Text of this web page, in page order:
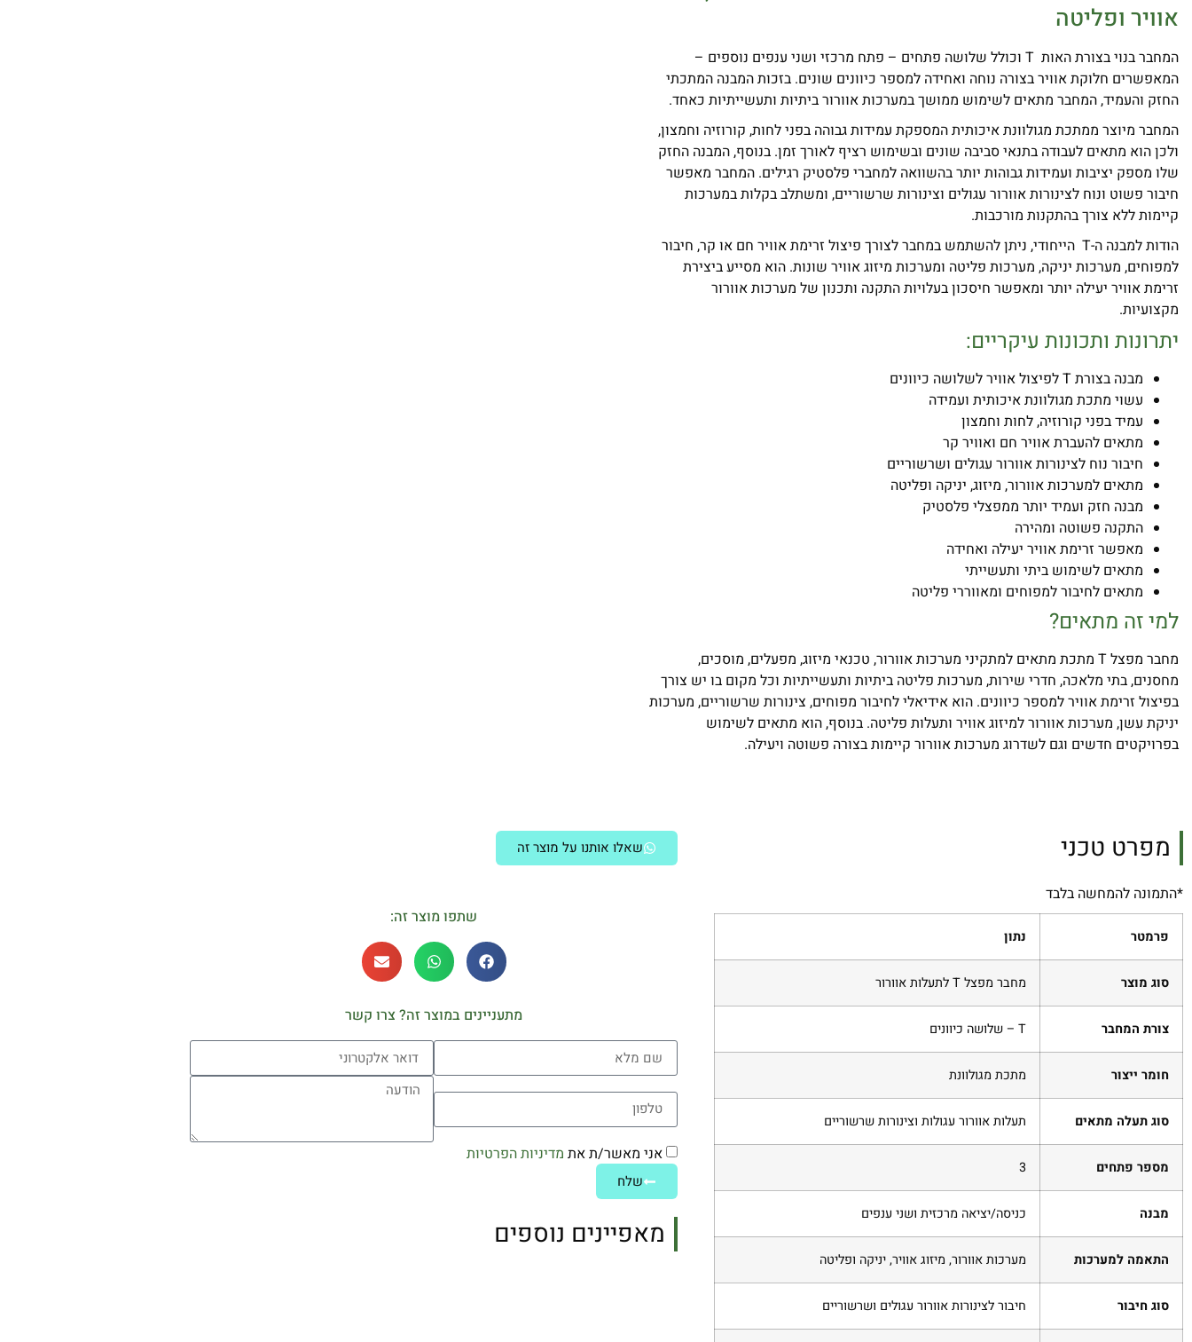
אוויר ופליטה
המחבר בנוי בצורת האות T וכולל שלושה פתחים – פתח מרכזי ושני ענפים נוספים –
המאפשרים חלוקת אוויר בצורה נוחה ואחידה למספר כיוונים שונים. בזכות המבנה המתכתי
החזק והעמיד, המחבר מתאים לשימוש ממושך במערכות אוורור ביתיות ותעשייתיות כאחד.
המחבר מיוצר ממתכת מגולוונת איכותית המספקת עמידות גבוהה בפני לחות, קורוזיה וחמצון,
ולכן הוא מתאים לעבודה בתנאי סביבה שונים ובשימוש רציף לאורך זמן. בנוסף, המבנה החזק
שלו מספק יציבות ועמידות גבוהות יותר בהשוואה למחברי פלסטיק רגילים. המחבר מאפשר
חיבור פשוט ונוח לצינורות אוורור עגולים וצינורות שרשוריים, ומשתלב בקלות במערכות
קיימות ללא צורך בהתקנות מורכבות.
הודות למבנה ה-T הייחודי, ניתן להשתמש במחבר לצורך פיצול זרימת אוויר חם או קר, חיבור
למפוחים, מערכות יניקה, מערכות פליטה ומערכות מיזוג אוויר שונות. הוא מסייע ביצירת
זרימת אוויר יעילה יותר ומאפשר חיסכון בעלויות התקנה ותכנון של מערכות אוורור
מקצועיות.
יתרונות ותכונות עיקריים:
מבנה בצורת T לפיצול אוויר לשלושה כיוונים
עשוי מתכת מגולוונת איכותית ועמידה
עמיד בפני קורוזיה, לחות וחמצון
מתאים להעברת אוויר חם ואוויר קר
חיבור נוח לצינורות אוורור עגולים ושרשוריים
מתאים למערכות אוורור, מיזוג, יניקה ופליטה
מבנה חזק ועמיד יותר ממפצלי פלסטיק
התקנה פשוטה ומהירה
מאפשר זרימת אוויר יעילה ואחידה
מתאים לשימוש ביתי ותעשייתי
מתאים לחיבור למפוחים ומאווררי פליטה
למי זה מתאים?
מחבר מפצל T מתכת מתאים למתקיני מערכות אוורור, טכנאי מיזוג, מפעלים, מוסכים,
מחסנים, בתי מלאכה, חדרי שירות, מערכות פליטה ביתיות ותעשייתיות וכל מקום בו יש צורך
בפיצול זרימת אוויר למספר כיוונים. הוא אידיאלי לחיבור מפוחים, צינורות שרשוריים, מערכות
יניקת עשן, מערכות אוורור למיזוג אוויר ותעלות פליטה. בנוסף, הוא מתאים לשימוש
בפרויקטים חדשים וגם לשדרוג מערכות אוורור קיימות בצורה פשוטה ויעילה.
מפרט טכני
*התמונה להמחשה בלבד
פרמטר נתון
סוג מוצר מחבר מפצל T לתעלות אוורור
צורת המחבר T – שלושה כיוונים
חומר ייצור מתכת מגולוונת
סוג תעלה מתאים תעלות אוורור עגולות וצינורות שרשוריים
מספר פתחים 3
מבנה כניסה/יציאה מרכזית ושני ענפים
התאמה למערכות מערכות אוורור, מיזוג אוויר, יניקה ופליטה
סוג חיבור חיבור לצינורות אוורור עגולים ושרשוריים
שאלו אותנו על מוצר זה
שתפו מוצר זה:
מתעניינים במוצר זה? צרו קשר
אני מאשר/ת את מדיניות הפרטיות
שלח
מאפיינים נוספים